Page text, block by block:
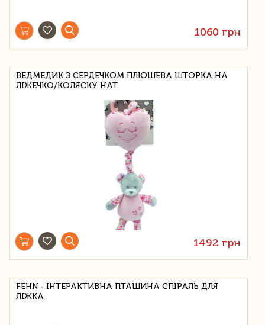
1060 грн
ВЕДМЕДИК З СЕРДЕЧКОМ ПЛЮШЕВА ШТОРКА НА
ЛІЖЕЧКО/КОЛЯСКУ НАТ.
1492 грн
FEHN - ІНТЕРАКТИВНА ПТАШИНА СПІРАЛЬ ДЛЯ
ЛІЖКА